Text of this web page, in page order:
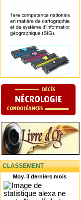
CLASSEMENT
Moy. 3 derniers mois